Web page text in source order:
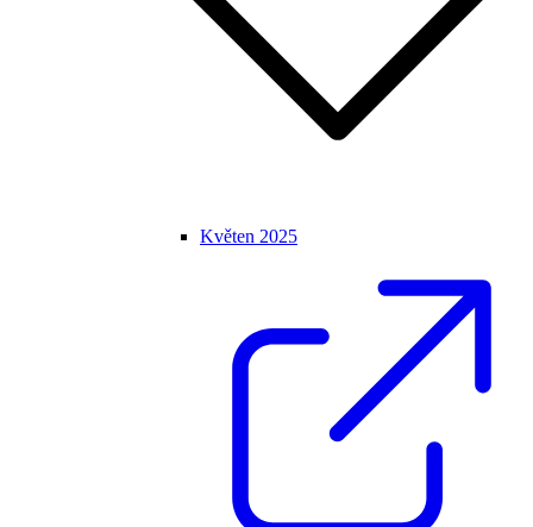
Květen 2025